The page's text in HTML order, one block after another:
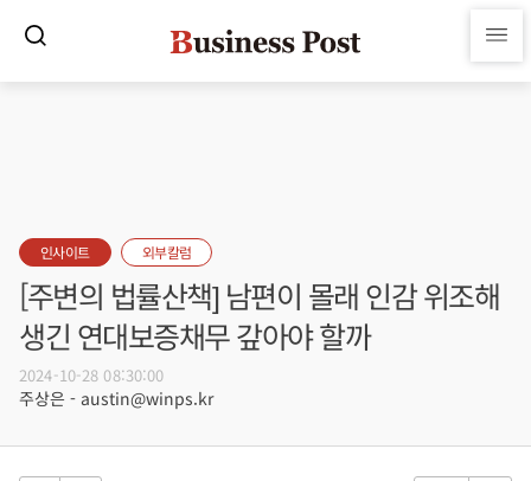
인사이트 외부칼럼
[주변의 법률산책] 남편이 몰래 인감 위조해
생긴 연대보증채무 갚아야 할까
2024-10-28 08:30:00
주상은 - austin@winps.kr